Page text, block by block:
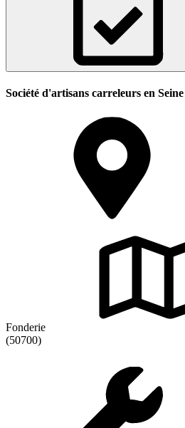
Société d'artisans carreleurs en
Fonderie
(50700)